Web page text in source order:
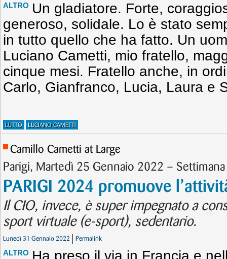
ALTRO Un gladiatore. Forte,
generoso, solidale. Lo è stato
in tutto quello che ha fatto. Un
Luciano Cametti, mio fratello,
cinque mesi. Fratello anche, in
Carlo, Gianfranco, Lucia, Laura e
LUTTO LUCIANO CAMETTI
Camillo Cametti at Large
Parigi, Martedì 25 Gennaio 2022 –
PARIGI 2024 promuove
Il CIO, invece, è super impegnato a
sport virtuale (e-sport), sedentario.
Lunedì 31 Gennaio 2022 Permalink
ALTRO Ha preso il via in Francia e